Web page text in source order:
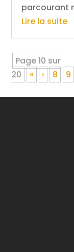
parcourant
Lire la suite
Page 10 sur
20
« ‹ 8 9